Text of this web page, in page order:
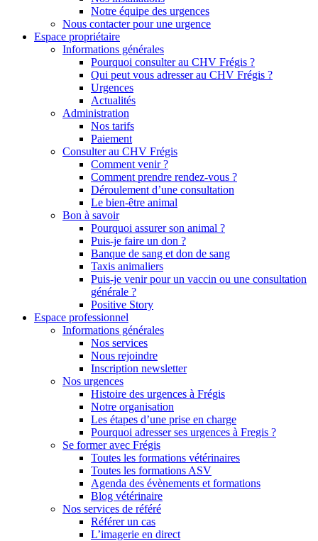
Notre équipe des urgences
Nous contacter pour une urgence
Espace propriétaire
Informations générales
Pourquoi consulter au CHV Frégis ?
Qui peut vous adresser au CHV Frégis ?
Urgences
Actualités
Administration
Nos tarifs
Paiement
Consulter au CHV Frégis
Comment venir ?
Comment prendre rendez-vous ?
Déroulement d’une consultation
Le bien-être animal
Bon à savoir
Pourquoi assurer son animal ?
Puis-je faire un don ?
Banque de sang et don de sang
Taxis animaliers
Puis-je venir pour un vaccin ou une consultation
générale ?
Positive Story
Espace professionnel
Informations générales
Nos services
Nous rejoindre
Inscription newsletter
Nos urgences
Histoire des urgences à Frégis
Notre organisation
Les étapes d’une prise en charge
Pourquoi adresser ses urgences à Fregis ?
Se former avec Frégis
Toutes les formations vétérinaires
Toutes les formations ASV
Agenda des évènements et formations
Blog vétérinaire
Nos services de référé
Référer un cas
L’imagerie en direct